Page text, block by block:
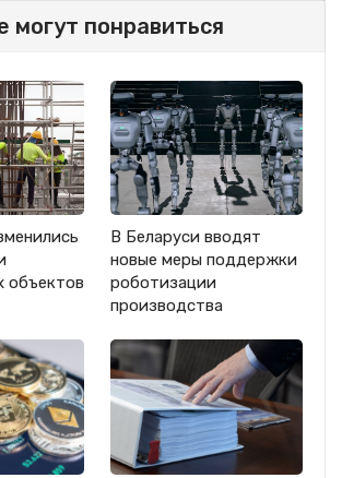
могут понравиться
объектов
В Беларуси вводят
новые меры поддержки
роботизации
производства